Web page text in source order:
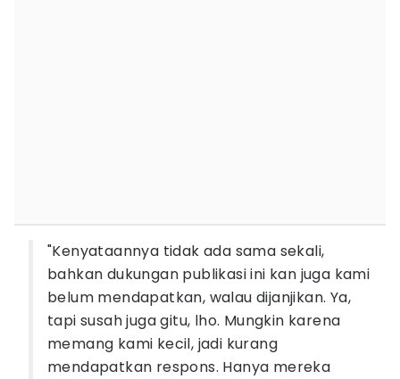
"Kenyataannya tidak ada sama sekali,
bahkan dukungan publikasi ini kan juga kami
belum mendapatkan, walau dijanjikan. Ya,
tapi susah juga gitu, lho. Mungkin karena
memang kami kecil, jadi kurang
mendapatkan respons. Hanya mereka